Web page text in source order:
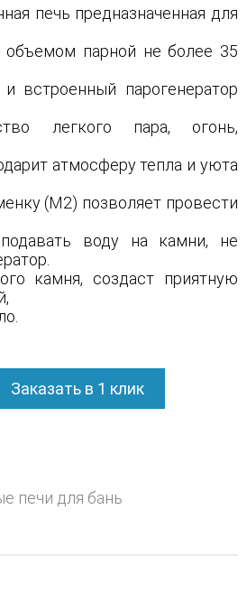
печь предназначенная для
объемом парной не более 35
встроенный парогенератор
легкого пара, огонь,
атмосферу тепла и уюта
(М2) позволяет провести
воду на камни, не
камня, создаст приятную
Заказать в 1 клик
печи для бань